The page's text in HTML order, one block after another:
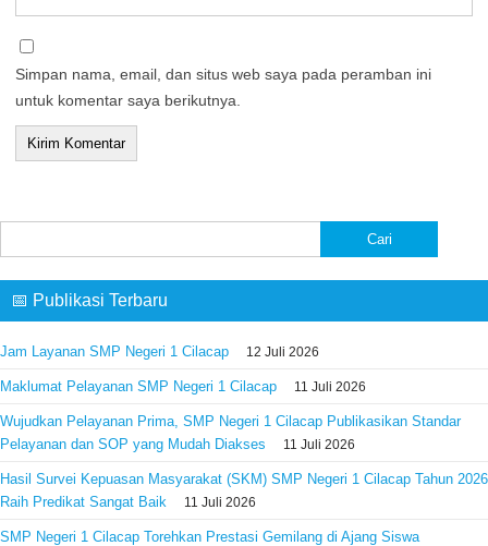
Simpan nama, email, dan situs web saya pada peramban ini
untuk komentar saya berikutnya.
untuk:
📅 Publikasi Terbaru
Jam Layanan SMP Negeri 1 Cilacap 12 Juli 2026
Maklumat Pelayanan SMP Negeri 1 Cilacap 11 Juli 2026
Wujudkan Pelayanan Prima, SMP Negeri 1 Cilacap Publikasikan Standar
Pelayanan dan SOP yang Mudah Diakses
11 Juli 2026
Hasil Survei Kepuasan Masyarakat (SKM) SMP Negeri 1 Cilacap Tahun 2026
Raih Predikat Sangat Baik
11 Juli 2026
SMP Negeri 1 Cilacap Torehkan Prestasi Gemilang di Ajang Siswa